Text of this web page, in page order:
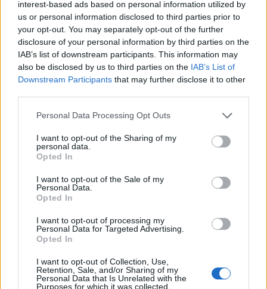
interest-based ads based on personal information utilized by
us or personal information disclosed to third parties prior to
your opt-out. You may separately opt-out of the further
disclosure of your personal information by third parties on the
IAB’s list of downstream participants. This information may
also be disclosed by us to third parties on the IAB’s List of
Downstream Participants that may further disclose it to other
Personal Data Processing Opt Outs
I want to opt-out of the Sharing of my
personal data.
Opted In
I want to opt-out of the Sale of my
Personal Data.
Opted In
I want to opt-out of processing my
Personal Data for Targeted Advertising.
Opted In
I want to opt-out of Collection, Use,
Retention, Sale, and/or Sharing of my
Personal Data that Is Unrelated with the
Purposes for which it was collected.